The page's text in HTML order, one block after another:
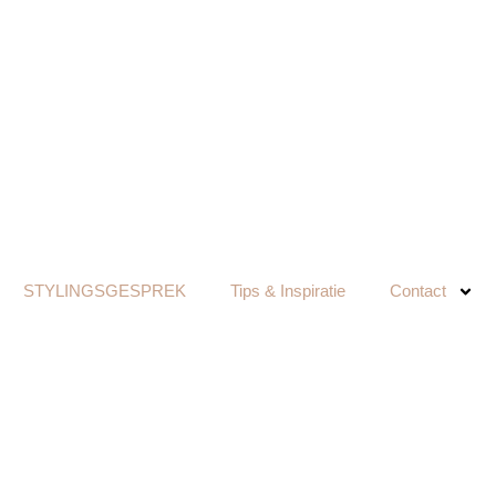
STYLINGSGESPREK Tips & Inspiratie Contact